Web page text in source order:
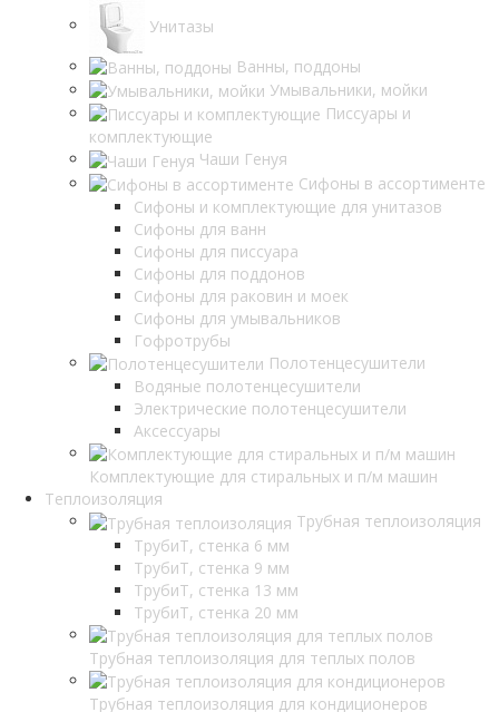
Унитазы
Ванны, поддоны
Умывальники, мойки
Писсуары и
комплектующие
Чаши Генуя
Сифоны в ассортименте
Сифоны и комплектующие для унитазов
Сифоны для ванн
Сифоны для писсуара
Сифоны для поддонов
Сифоны для раковин и моек
Сифоны для умывальников
Гофротрубы
Полотенцесушители
Водяные полотенцесушители
Электрические полотенцесушители
Аксессуары
Комплектующие для стиральных и п/м машин
Теплоизоляция
Трубная теплоизоляция
ТрубиТ, стенка 6 мм
ТрубиТ, стенка 9 мм
ТрубиТ, стенка 13 мм
ТрубиТ, стенка 20 мм
Трубная теплоизоляция для теплых полов
Трубная теплоизоляция для кондиционеров